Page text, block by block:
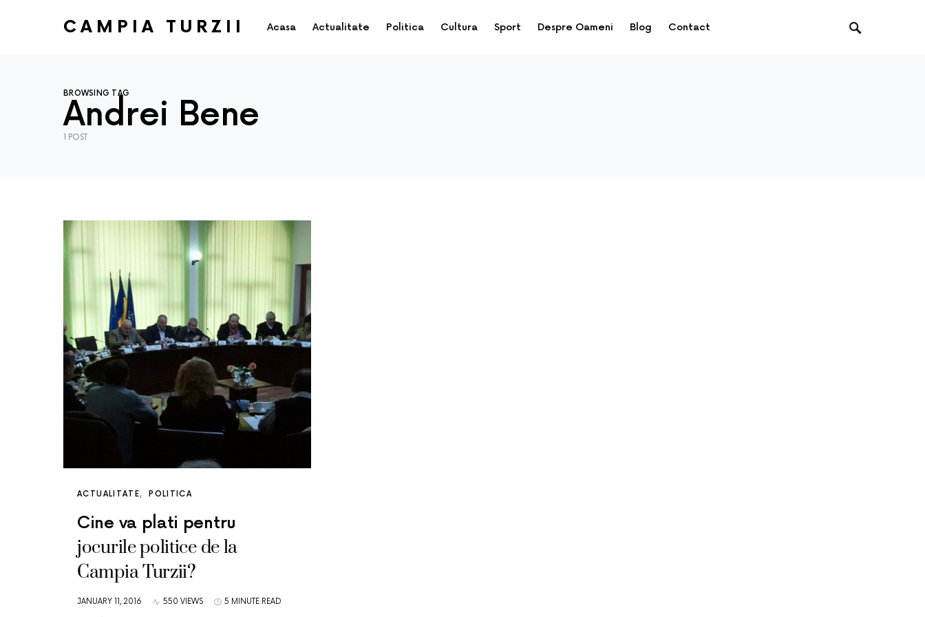
CAMPIA TURZII Acasa Actualitate Politica Cultura Sport Despre Oameni Blog Contact
BROWSING TAG
Andrei Bene
1 POST
ACTUALITATE POLITICA
Cine va plati pentru
jocurile politice de la
Campia Turzii?
JANUARY 11, 2016 550 VIEWS 5 MINUTE READ